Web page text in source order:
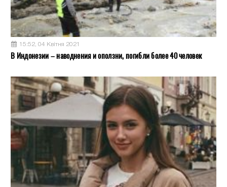
15:52, 04 Квітня 2021
В Индонезии – наводнения и оползни, погибли более 40 человек